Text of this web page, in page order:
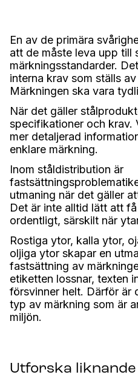
En av de primära
att de måste leva upp till
märkningsstandarder.
interna krav som ställs
Märkningen ska vara
När det gäller
specifikationer och krav.
mer detaljerad
enklare märkning.
Inom ståldistribution är
utmaning när det gäller
Det är inte alltid lätt att
ordentligt, särskilt när
Rostiga ytor, kalla ytor,
oljiga ytor skapar en
fastsättning av
etiketten lossnar, texten
försvinner helt. Därför är
typ av märkning som är
miljön.
Utforska